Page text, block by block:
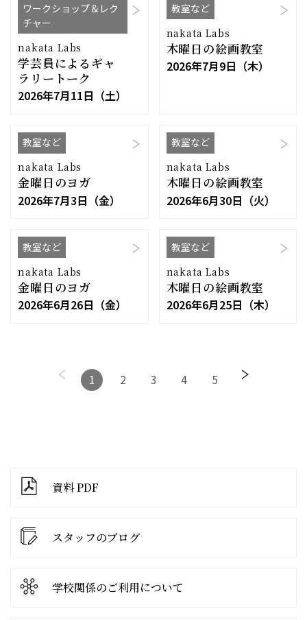
ワークショップ＆レク
チャー
nakata Labs
学芸員によるギャ
ラリートーク
2026年7月11日（土）
教室など
nakata Labs
木曜日の絵画教室
2026年7月9日（木）
教室など
nakata Labs
金曜日のヨガ
2026年7月3日（金）
教室など
nakata Labs
木曜日の絵画教室
2026年6月30日（火）
教室など
nakata Labs
金曜日のヨガ
2026年6月26日（金）
教室など
nakata Labs
木曜日の絵画教室
2026年6月25日（木）
1 2 3 4 5
資料 PDF
スタッフのブログ
学校関係のご利用について